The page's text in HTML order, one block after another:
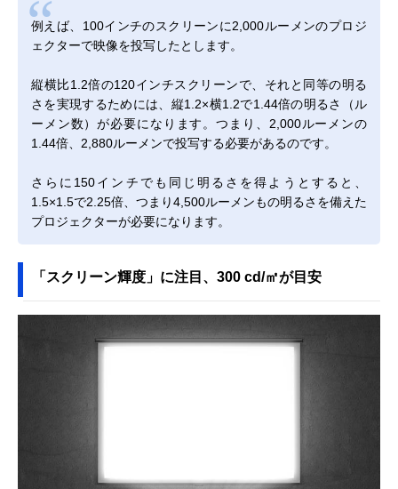
例えば、100インチのスクリーンに2,000ルーメンのプロジ
ェクターで映像を投写したとします。
縦横比1.2倍の120インチスクリーンで、それと同等の明る
さを実現するためには、縦1.2×横1.2で1.44倍の明るさ（ル
ーメン数）が必要になります。つまり、2,000ルーメンの
1.44倍、2,880ルーメンで投写する必要があるのです。
さらに150インチでも同じ明るさを得ようとすると、
1.5×1.5で2.25倍、つまり4,500ルーメンもの明るさを備えた
プロジェクターが必要になります。
「スクリーン輝度」に注目、300 cd/㎡が目安